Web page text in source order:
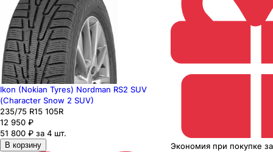
Ikon (Nokian Tyres) Nordman RS2 SUV
(Character Snow 2 SUV)
235/75 R15 105R
12 950 ₽
51 800 ₽ за 4 шт.
В корзину Экономия при покупке